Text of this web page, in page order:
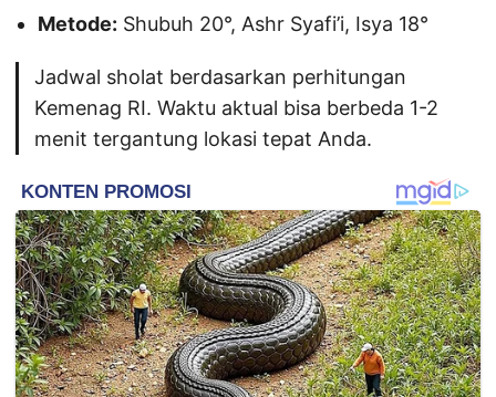
Metode: Shubuh 20°, Ashr Syafi’i, Isya 18°
Jadwal sholat berdasarkan perhitungan
Kemenag RI. Waktu aktual bisa berbeda 1-2
menit tergantung lokasi tepat Anda.